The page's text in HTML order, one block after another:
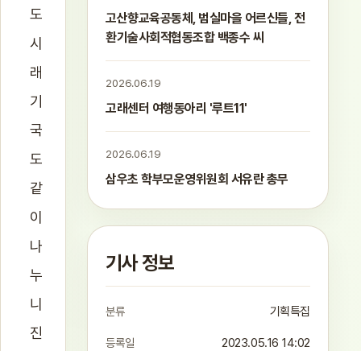
도
시
래
기
국
도
같
이
나
누
니
진
고산향교육공동체, 범실마을 어르신들, 전
환기술사회적협동조합 백종수 씨
2026.06.19
고래센터 여행동아리 '루트11'
2026.06.19
삼우초 학부모운영위원회 서유란 총무
기사 정보
분류 기획특집
등록일 2023.05.16 14:02